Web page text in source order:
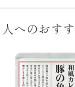
人へのおす